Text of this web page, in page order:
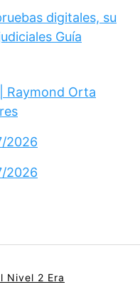
digitales, su
Guía
Raymond Orta
2026
2026
Nivel 2 Era